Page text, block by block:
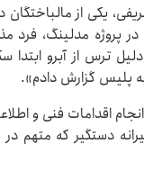
یکی از
پروژه مدلینگ، فرد
ترس از آبرو ابتدا
پلیس گزارش دادم».
اقدامات فنی و
دستگیر که متهم